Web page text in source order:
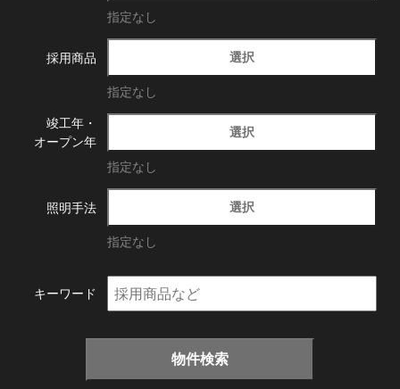
指定なし
採用商品 選択
指定なし
竣工年・
オープン年
選択
指定なし
照明手法 選択
指定なし
キーワード
物件検索